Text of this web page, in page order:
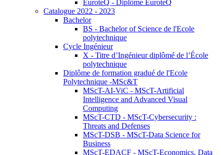
EuroteQ - Diplôme EuroteQ
Catalogue 2022 - 2023
Bachelor
BS - Bachelor of Science de l'Ecole
polytechnique
Cycle Ingénieur
X - Titre d’Ingénieur diplômé de l’École
polytechnique
Diplôme de formation gradué de l'Ecole
Polytechnique -MSc&T
MScT-AI-ViC - MScT-Artificial
Intelligence and Advanced Visual
Computing
MScT-CTD - MScT-Cybersecurity :
Threats and Defenses
MScT-DSB - MScT-Data Science for
Business
MScT-EDACF - MScT-Economics, Data